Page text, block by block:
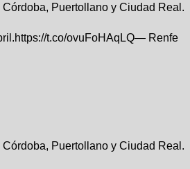
Puertollano y Ciudad Real.
t.co/ovuFoHAqLQ— Renfe
Puertollano y Ciudad Real.